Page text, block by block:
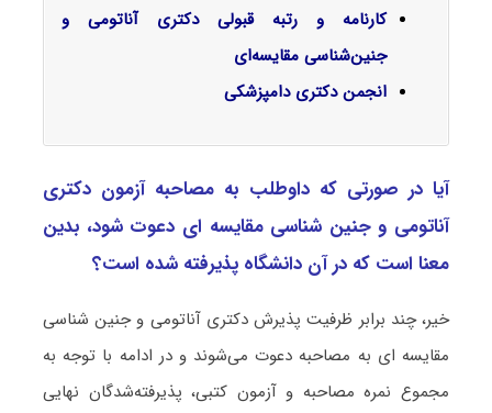
کارنامه و رتبه قبولی دکتری آناتومی و
جنین‌شناسی مقایسه‌ای
انجمن دکتری دامپزشکی
آیا در صورتی که داوطلب به مصاحبه آزمون دکتری
آﻧﺎﺗﻮمی و ﺟﻨﻴﻦ ﺷﻨﺎسی ﻣﻘﺎﻳﺴﻪ ای دعوت شود، بدین
معنا است که در آن دانشگاه پذیرفته شده است؟
خیر، چند برابر ظرفیت پذیرش دکتری آﻧﺎﺗﻮمی و ﺟﻨﻴﻦ ﺷﻨﺎسی
ﻣﻘﺎﻳﺴﻪ ای به مصاحبه دعوت می‌شوند و در ادامه با توجه به
مجموع نمره مصاحبه و آزمون کتبی، پذیرفته‌شدگان نهایی